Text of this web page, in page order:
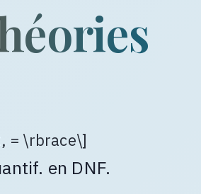
= \rbrace\]
en DNF.